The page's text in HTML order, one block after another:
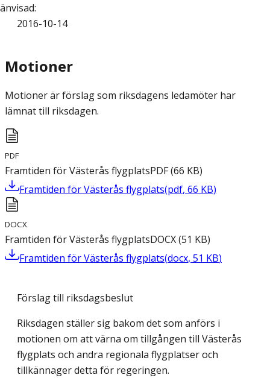
:
2016-10-14
Motioner
Motioner är förslag som riksdagens ledamöter har
lämnat till riksdagen.
PDF
Framtiden för Västerås flygplatsPDF(66 KB)
Framtiden för Västerås flygplats(pdf, 66 KB)
DOCX
Framtiden för Västerås flygplatsDOCX(51 KB)
Framtiden för Västerås flygplats(docx, 51 KB)
Förslag till riksdagsbeslut
Riksdagen ställer sig bakom det som anförs i
motionen om att värna om tillgången till Västerås
flygplats och andra regionala flygplatser och
tillkännager detta för regeringen.